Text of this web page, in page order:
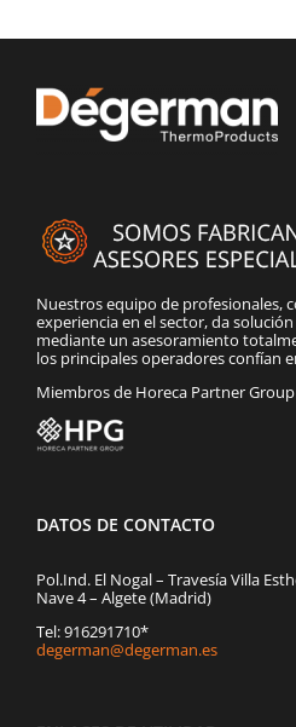
Nuestros equipo de profesionales,
experiencia en el sector, da
mediante un asesoramiento
los principales operadores confían
Miembros de Horeca Partner Group
DATOS DE CONTACTO
Pol.Ind. El Nogal – Travesía Villa
Nave 4 – Algete (Madrid)
Tel: 916291710*
degerman@degerman.es